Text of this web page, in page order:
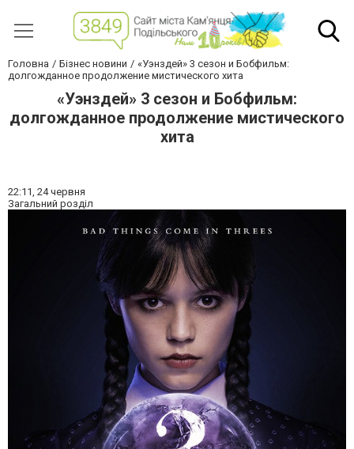
Головна Бізнес новини
«Уэнздей» 3 сезон и Бобфильм:
долгожданное продолжение мистического хита
«Уэнздей» 3 сезон и Бобфильм:
долгожданное продолжение мистического
хита
22:11, 24 червня
Загальний розділ